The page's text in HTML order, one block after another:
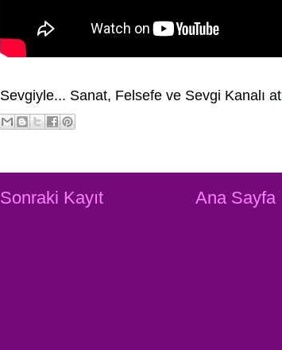
Sevgiyle... Sanat, Felsefe ve Sevgi Kanalı at
Sonraki Kayıt Ana Sayfa